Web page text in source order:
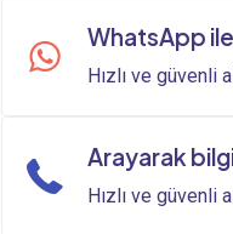
WhatsApp
Hızlı ve güvenli
Arayarak bilgi
Hızlı ve güvenli